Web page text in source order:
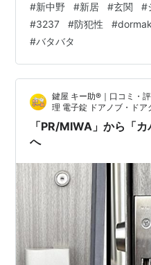
て確認した既存のシリンダ
「3237」シリンダーへの
替え後は、鍵の動作チェッ
い、スムーズに作業完了
かと気を遣う時期ですが
とはとても大切です。…
#新中野 #新居 #玄関 #
#3237 #防犯性 #
#バタバタ
鍵屋 キー助®｜口コミ・
理 電子錠 ドアノブ・ド
「PR/MIWA」から「
へ